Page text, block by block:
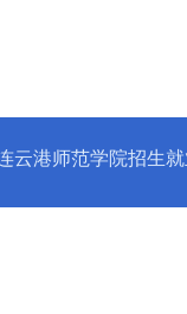
云港师范学院招生